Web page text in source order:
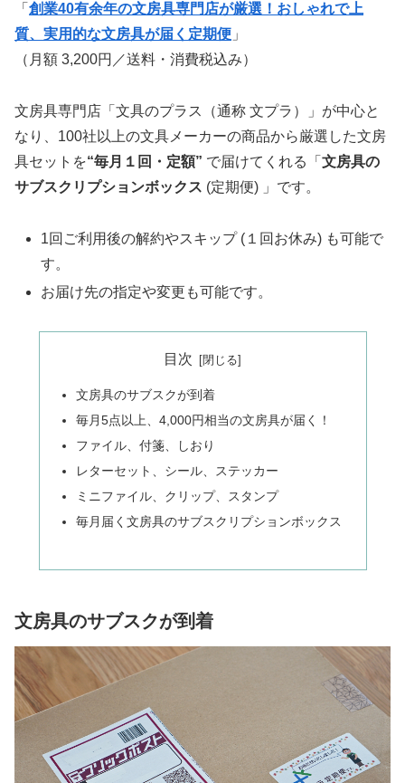
「 創業40有余年の文房具専門店が厳選！おしゃれで上
質、実用的な文房具が届く定期便 」
（月額 3,200円／送料・消費税込み）
文房具専門店「文具のプラス（通称 文プラ）」が中心と
なり、100社以上の文具メーカーの商品から厳選した文房
具セットを“毎月１回・定額” で届けてくれる「 文房具の
サブスクリプションボックス (定期便) 」です。
1回ご利用後の解約やスキップ (１回お休み) も可能で
す。
お届け先の指定や変更も可能です。
目次
文房具のサブスクが到着
毎月5点以上、4,000円相当の文房具が届く！
ファイル、付箋、しおり
レターセット、シール、ステッカー
ミニファイル、クリップ、スタンプ
毎月届く文房具のサブスクリプションボックス
文房具のサブスクが到着